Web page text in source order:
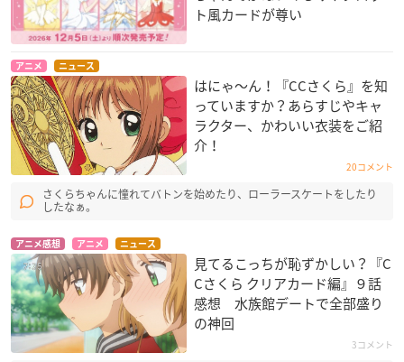
ト風カードが尊い
アニメ ニュース
はにゃ〜ん！『CCさくら』を知
っていますか？あらすじやキャ
ラクター、かわいい衣装をご紹
介！
20コメント
さくらちゃんに憧れてバトンを始めたり、ローラースケートをしたり
したなぁ。
アニメ感想 アニメ ニュース
見てるこっちが恥ずかしい？『C
Cさくら クリアカード編』９話
感想 水族館デートで全部盛り
の神回
3コメント